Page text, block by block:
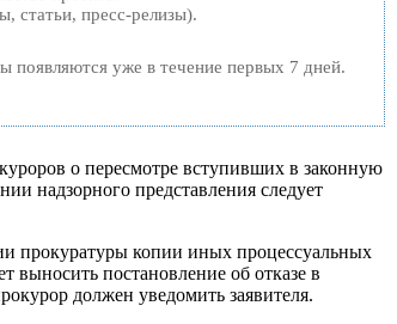
статьи, пресс-релизы).
появляются уже в течение первых 7 дней.
о пересмотре вступивших в законную
надзорного представления следует
прокуратуры копии иных процессуальных
выносить постановление об отказе в
должен уведомить заявителя.